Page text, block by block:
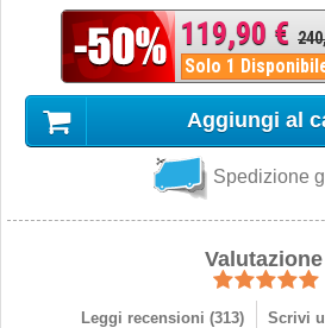
119,90 €
Solo 1
Aggiungi al
Spedizione
Valutazione
Leggi recensioni (313) Scrivi